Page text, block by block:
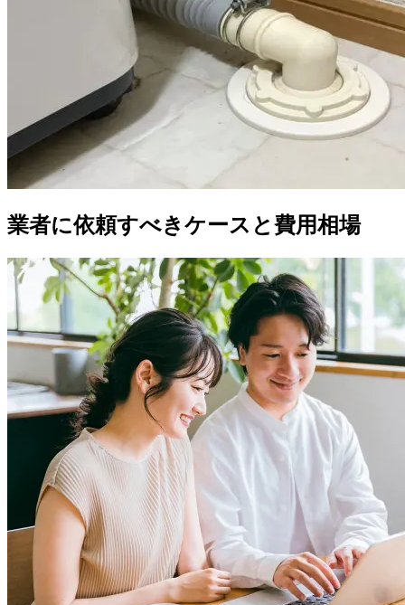
業者に依頼すべきケースと費用相場